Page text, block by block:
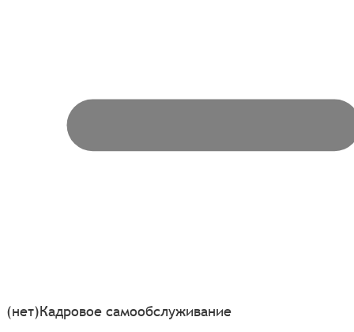
(нет)Кадровое самообслуживание